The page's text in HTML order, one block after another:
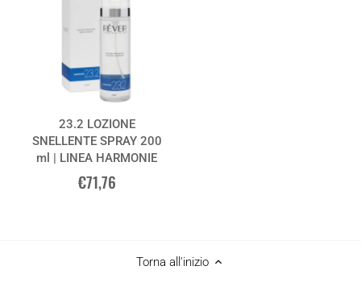
23.2 LOZIONE
SNELLENTE SPRAY 200
ml | LINEA HARMONIE
€71,76
Torna all'inizio